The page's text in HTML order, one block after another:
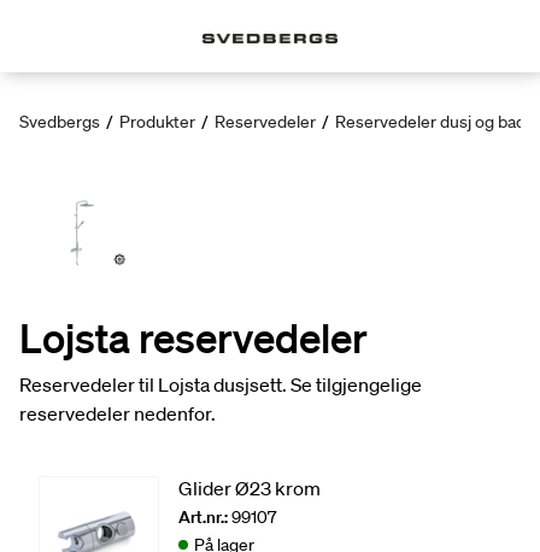
Svedbergs / Produkter / Reservedeler / Reservedeler dusj og
Lojsta reservedeler
Reservedeler til Lojsta dusjsett. Se tilgjengelige
reservedeler nedenfor.
Glider Ø23 krom
Art.nr.:99107
På lager